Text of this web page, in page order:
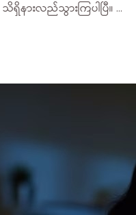
သိရှိနားလည်သွားကြပါပြီ။